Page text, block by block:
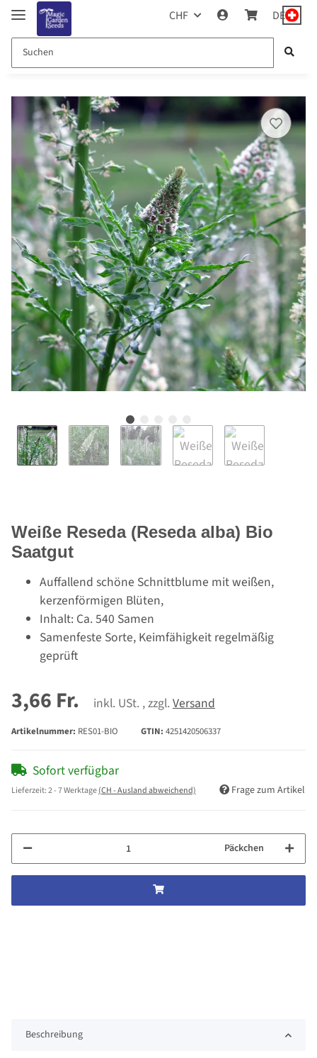
CHF DE
Weiße Reseda (Reseda alba) Bio
Saatgut
Auffallend schöne Schnittblume mit weißen,
kerzenförmigen Blüten,
Inhalt: Ca. 540 Samen
Samenfeste Sorte, Keimfähigkeit regelmäßig
geprüft
3,66 Fr. inkl. USt. , zzgl. Versand
Artikelnummer: RES01-BIO GTIN: 4251420506337
Sofort verfügbar
Lieferzeit:2 - 7 Werktage(CH - Ausland abweichend) Frage zum Artikel
Päckchen
Beschreibung